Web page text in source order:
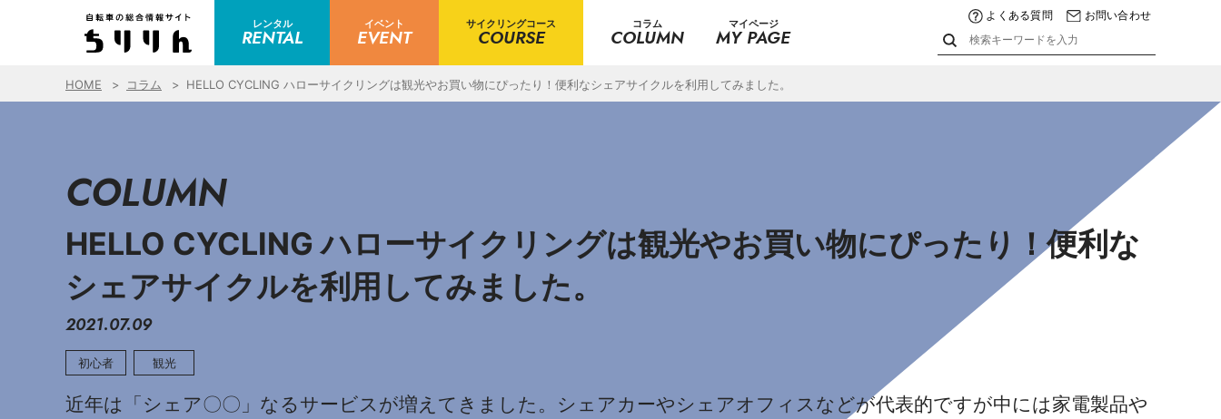
レンタル
RENTAL
イベント
EVENT
サイクリングコース
COURSE
コラム
COLUMN
マイページ
MY PAGE
よくある質問 お問い合わせ
HOME コラム HELLO CYCLING ハローサイクリングは観光やお買い物にぴったり！便利なシェアサイクルを利用してみました。
COLUMN
HELLO CYCLING ハローサイクリングは観光やお買い物にぴったり！便利な
シェアサイクルを利用してみました。
2021.07.09
初心者 観光
近年は「シェア〇〇」なるサービスが増えてきました。シェアカーやシェアオフィスなどが代表的ですが中には家電製品や